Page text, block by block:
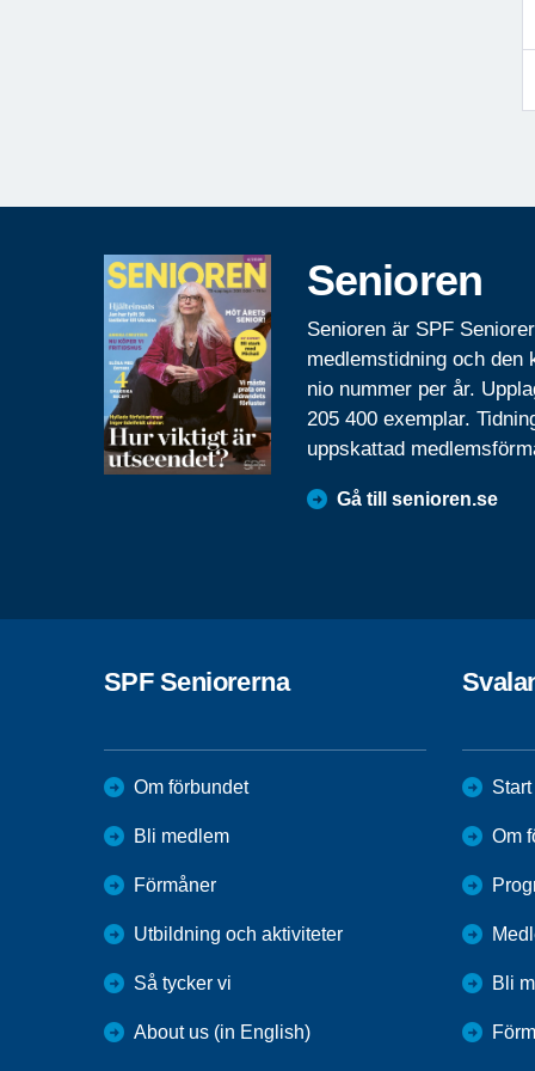
Senioren
Senioren är SPF
medlemstidning och den
nio nummer per år.
205 400 exemplar.
uppskattad
Gå till senioren.se
SPF Seniorerna
Om förbundet
Bli medlem
Förmåner
Utbildning och aktiviteter
Så tycker vi
About us (in English)
Start
Om
Bli